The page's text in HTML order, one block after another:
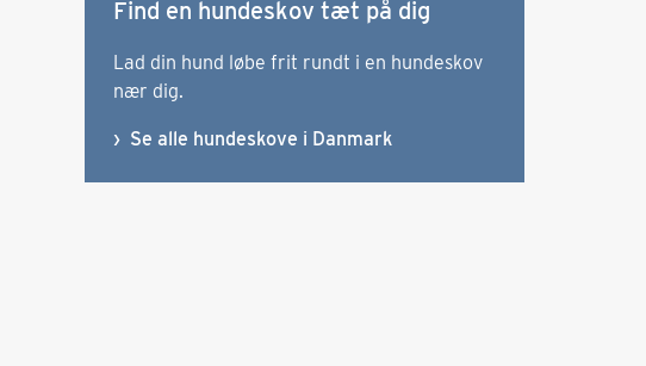
Find en hundeskov tæt på dig
Lad din hund løbe frit rundt i en hundeskov
nær dig.
Se alle hundeskove i Danmark